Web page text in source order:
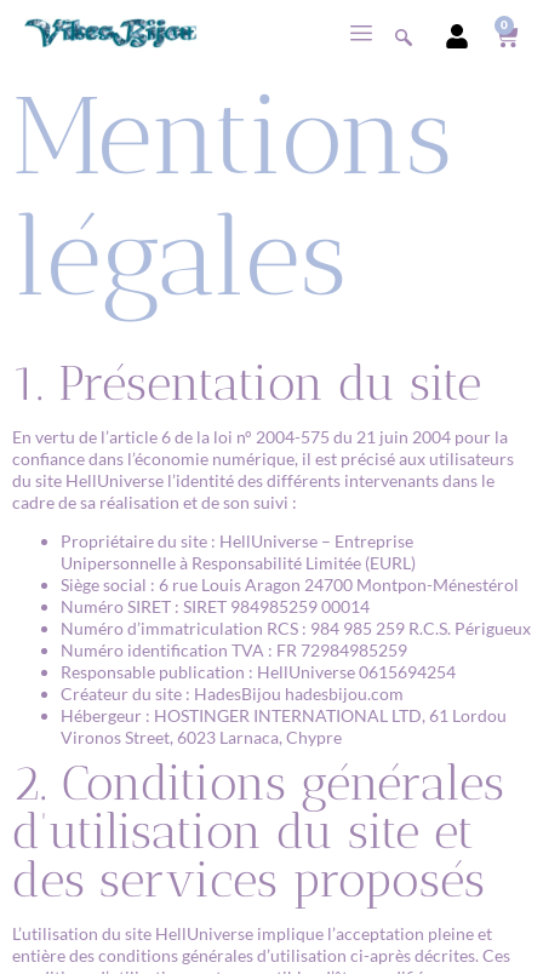
0
Mentions
légales
1. Présentation du site
En vertu de l’article 6 de la loi n° 2004-575 du 21 juin 2004 pour la
confiance dans l’économie numérique, il est précisé aux utilisateurs
du site HellUniverse l’identité des différents intervenants dans le
cadre de sa réalisation et de son suivi :
Propriétaire du site : HellUniverse – Entreprise
Unipersonnelle à Responsabilité Limitée (EURL)
Siège social : 6 rue Louis Aragon 24700 Montpon-Ménestérol
Numéro SIRET : SIRET 984985259 00014
Numéro d’immatriculation RCS : 984 985 259 R.C.S. Périgueux
Numéro identification TVA : FR 72984985259
Responsable publication : HellUniverse 0615694254
Créateur du site : HadesBijou hadesbijou.com
Hébergeur : HOSTINGER INTERNATIONAL LTD, 61 Lordou
Vironos Street, 6023 Larnaca, Chypre
2. Conditions générales
d’utilisation du site et
des services proposés
L’utilisation du site HellUniverse implique l’acceptation pleine et
entière des conditions générales d’utilisation ci-après décrites. Ces